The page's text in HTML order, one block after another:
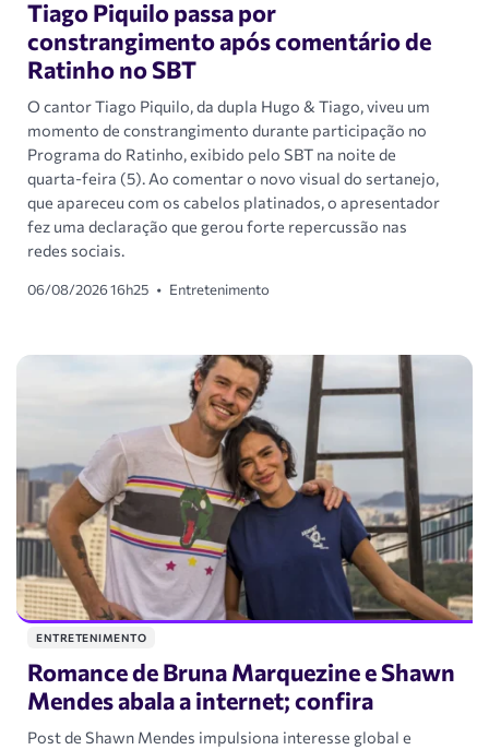
Tiago Piquilo passa por
constrangimento após comentário de
Ratinho no SBT
O cantor Tiago Piquilo, da dupla Hugo & Tiago, viveu um
momento de constrangimento durante participação no
Programa do Ratinho, exibido pelo SBT na noite de
quarta-feira (5). Ao comentar o novo visual do sertanejo,
que apareceu com os cabelos platinados, o apresentador
fez uma declaração que gerou forte repercussão nas
redes sociais.
06/08/2026 16h25 • Entretenimento
ENTRETENIMENTO
Romance de Bruna Marquezine e Shawn
Mendes abala a internet; confira
Post de Shawn Mendes impulsiona interesse global e